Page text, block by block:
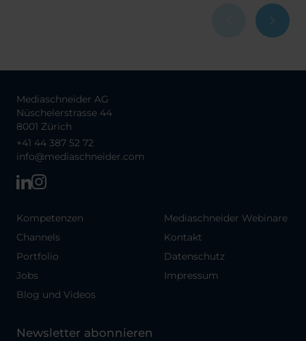
Mediaschneider AG
Nüschelerstrasse 44
8001 Zürich
+41 44 387 52 72
info@mediaschneider.com
Kompetenzen
Channels
Portfolio
Jobs
Blog und Videos
Mediaschneider Webinare
Kontakt
Datenschutz
Impressum
Newsletter abonnieren